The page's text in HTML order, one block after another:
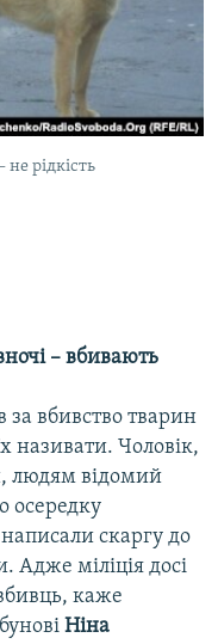
не рідкість
– вбивають
за вбивство тварин
називати. Чоловік,
людям відомий
осередку
скаргу до
Адже міліція досі
каже
Ніна